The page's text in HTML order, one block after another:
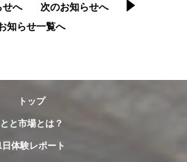
せへ
次のお知らせへ
知らせ一覧へ
トップ
とと市場とは？
日体験レポート